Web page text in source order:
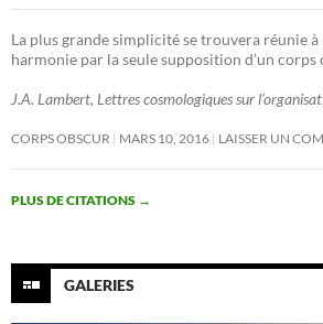
La plus grande simplicité se trouvera réunie
harmonie par la seule supposition d’un corps
J.A. Lambert, Lettres cosmologiques sur
CORPS OBSCUR MARS 10, 2016 LAISSER UN
PLUS DE CITATIONS →
GALERIES